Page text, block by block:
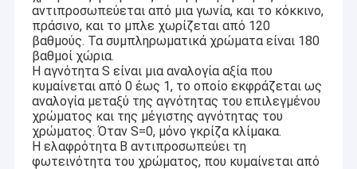
αντιπροσωπεύεται από μια γωνία, και το κόκκινο,
πράσινο, και το μπλε χωρίζεται από 120
βαθμούς. Τα συμπληρωματικά χρώματα είναι 180
βαθμοί χώρια.
Η αγνότητα S είναι μια αναλογία αξία που
κυμαίνεται από 0 έως 1, το οποίο εκφράζεται ως
αναλογία μεταξύ της αγνότητας του επιλεγμένου
χρώματος και της μέγιστης αγνότητας του
χρώματος. Όταν S=0, μόνο γκρίζα κλίμακα.
Η ελαφρότητα Β αντιπροσωπεύει τη
φωτεινότητα του χρώματος, που κυμαίνεται από